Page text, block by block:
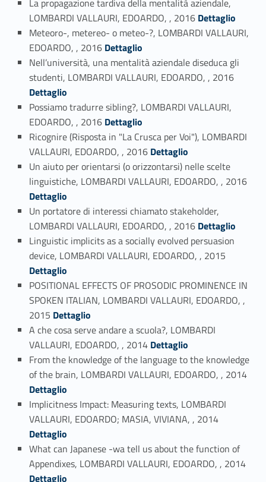
LOMBARDI VALLAURI, EDOARDO, , 2016 Link identifier #identifier_person_88418-106
Dettaglio
Meteoro-, metereo- o meteo-?, LOMBARDI VALLAURI,
EDOARDO, , 2016 Link identifier #identifier_person_163119-107
Dettaglio
Nell’università, una mentalità aziendale diseduca gli
studenti, LOMBARDI VALLAURI, EDOARDO, , 2016Link identifier #identifier_person_182673-108
Dettaglio
Possiamo tradurre sibling?, LOMBARDI VALLAURI,
EDOARDO, , 2016 Link identifier #identifier_person_186956-109
Dettaglio
Ricognire (Risposta in "La Crusca per Voi"), LOMBARDI
VALLAURI, EDOARDO, , 2016 Link identifier #identifier_person_127815-110
Dettaglio
Un aiuto per orientarsi (o orizzontarsi) nelle scelte
linguistiche, LOMBARDI VALLAURI, EDOARDO, , 2016
Dettaglio
Un portatore di interessi chiamato stakeholder,
LOMBARDI VALLAURI, EDOARDO, , 2016 Link identifier #identifier_person_80576-112
Dettaglio
Linguistic implicits as a socially evolved persuasion
device, LOMBARDI VALLAURI, EDOARDO, , 2015
Dettaglio
POSITIONAL EFFECTS OF PROSODIC PROMINENCE IN
SPOKEN ITALIAN, LOMBARDI VALLAURI, EDOARDO, ,
2015 Link identifier #identifier_person_13552-114
Dettaglio
A che cosa serve andare a scuola?, LOMBARDI
VALLAURI, EDOARDO, , 2014 Link identifier #identifier_person_155349-115
Dettaglio
From the knowledge of the language to the knowledge
of the brain, LOMBARDI VALLAURI, EDOARDO, , 2014
Dettaglio
Implicitness Impact: Measuring texts, LOMBARDI
VALLAURI, EDOARDO; MASIA, VIVIANA, , 2014
Dettaglio
What can Japanese -wa tell us about the function of
Appendixes, LOMBARDI VALLAURI, EDOARDO, , 2014
Dettaglio